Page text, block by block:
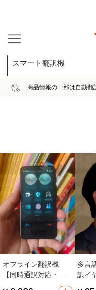
スマート翻訳機
商品情報の一部は自動翻
オフライン翻訳機
【同時通訳対応・英
語・日本語・ロシア
多言
訳イ
ル